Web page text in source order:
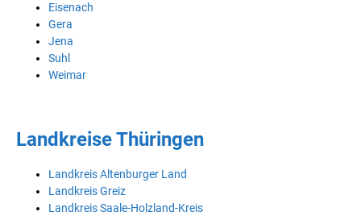
Eisenach
Gera
Jena
Suhl
Weimar
Landkreise Thüringen
Landkreis Altenburger Land
Landkreis Greiz
Landkreis Saale-Holzland-Kreis